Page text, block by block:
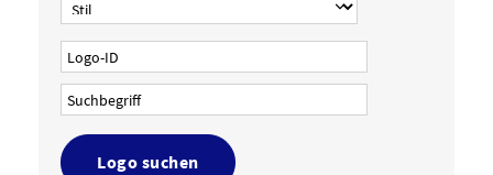
Logo suchen